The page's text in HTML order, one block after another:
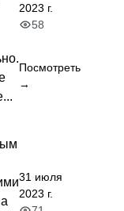
2023 г.
58
Посмотреть
→
31 июля
2023 г.